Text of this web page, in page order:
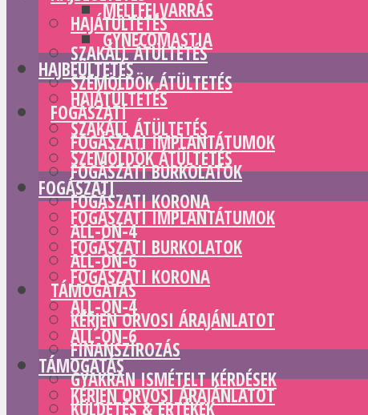
HAJÁTÜLTETÉS
SZAKÁLL ÁTÜLTETÉS
SZEMÖLDÖK ÁTÜLTETÉS
FOGÁSZATI
FOGÁSZATI IMPLANTÁTUMOK
FOGÁSZATI BURKOLATOK
FOGÁSZATI KORONA
ALL-ON-4
ALL-ON-6
TÁMOGATÁS
KÉRJEN ORVOSI ÁRAJÁNLATOT
FINANSZÍROZÁS
GYAKRAN ISMÉTELT KÉRDÉSEK
KÜLDETÉS & ERTÉKEK
MELLFELVARRÁS
GYNECOMASTIA
HAJBEÜLTETÉS
HAJÁTÜLTETÉS
SZAKÁLL ÁTÜLTETÉS
SZEMÖLDÖK ÁTÜLTETÉS
FOGÁSZATI
FOGÁSZATI IMPLANTÁTUMOK
FOGÁSZATI BURKOLATOK
FOGÁSZATI KORONA
ALL-ON-4
ALL-ON-6
TÁMOGATÁS
KÉRJEN ORVOSI ÁRAJÁNLATOT